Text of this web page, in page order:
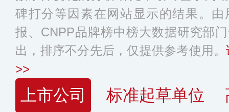
碑打分等因素在网站显示的结果。
报、CNPP品牌榜中榜大数据研究部
出，排序不分先后，仅提供参考使用。
>>
上市公司 标准起草单位